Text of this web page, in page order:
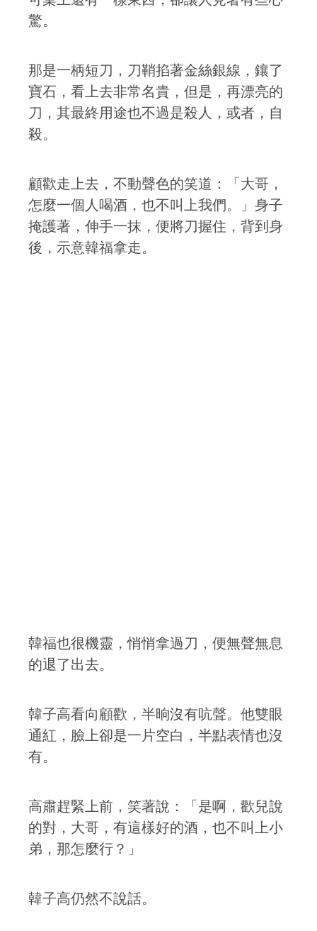
驚。
那是一柄短刀，刀鞘掐著金絲銀線，鑲了
寶石，看上去非常名貴，但是，再漂亮的
刀，其最終用途也不過是殺人，或者，自
殺。
顧歡走上去，不動聲色的笑道：「大哥，
怎麼一個人喝酒，也不叫上我們。」身子
掩護著，伸手一抹，便將刀握住，背到身
後，示意韓福拿走。
韓福也很機靈，悄悄拿過刀，便無聲無息
的退了出去。
韓子高看向顧歡，半晌沒有吭聲。他雙眼
通紅，臉上卻是一片空白，半點表情也沒
有。
高肅趕緊上前，笑著說：「是啊，歡兒說
的對，大哥，有這樣好的酒，也不叫上小
弟，那怎麼行？」
韓子高仍然不說話。